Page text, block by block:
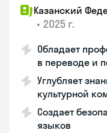
Казанский
• 2025 г.
Обладает
в переводе и
Углубляет
культурной
Создает
языков